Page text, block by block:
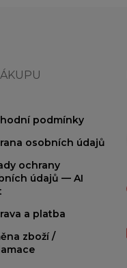
podmínky
osobních údajů
ochrany
údajů — AI
a platba
zboží /